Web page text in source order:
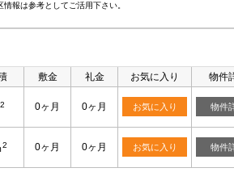
報は参考としてご活用下さい。
敷金 礼金 お気に入り 物件
2 0ヶ月 0ヶ月 お気に入り 物件
2 0ヶ月 0ヶ月 お気に入り 物件